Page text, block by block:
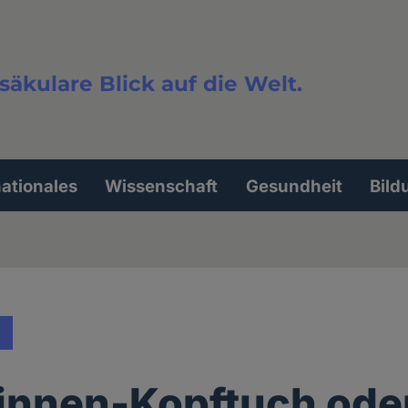
Blick auf die Welt.
Wissenschaft Gesundheit